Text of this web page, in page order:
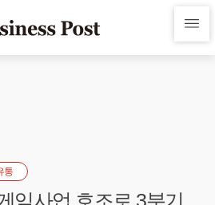
통
임사업 호조로 3분기